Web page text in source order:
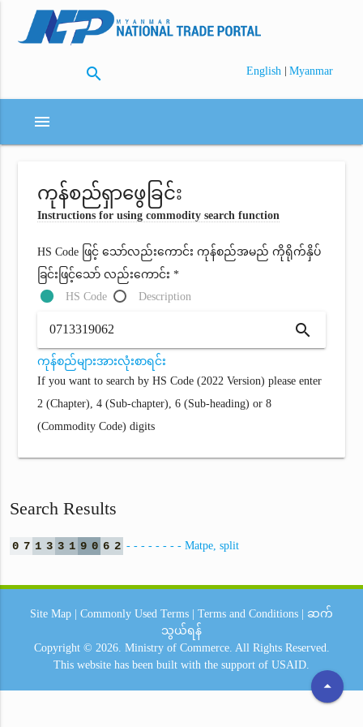
search English | Myanmar
menu
ကုန်စည်ရှာဖွေခြင်း
Instructions for using commodity search function
HS Code ဖြင့် သော်လည်းကောင်း ကုန်စည်အမည် ကိုရိုက်နှိပ်
ခြင်းဖြင့်သော် လည်းကောင်း *
HS Code
Description
search
ကုန်စည်များအားလုံးစာရင်း
If you want to search by HS Code (2022 Version) please enter
2 (Chapter), 4 (Sub-chapter), 6 (Sub-heading) or 8
(Commodity Code) digits
Search Results
0 7 1 3 3 1 9 0 6 2 - - - - - - - - Matpe, split
arrow_drop_up
Site Map Commonly Used Terms Terms and Conditions
ဆက်
သွယ်ရန်
Copyright © 2026. Ministry of Commerce. All Rights Reserved.
This website has been built with the support of USAID.